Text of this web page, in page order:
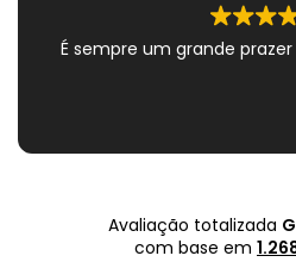
É sempre um grande
Avaliação totalizada
com base em